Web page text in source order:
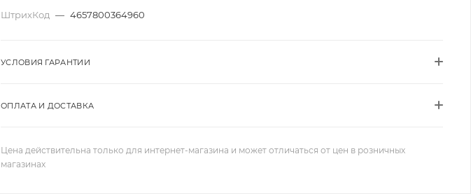
ШтрихКод — 4657800364960
УСЛОВИЯ ГАРАНТИИ
ОПЛАТА И ДОСТАВКА
Цена действительна только для интернет-магазина и может отличаться от цен в розничных
магазинах